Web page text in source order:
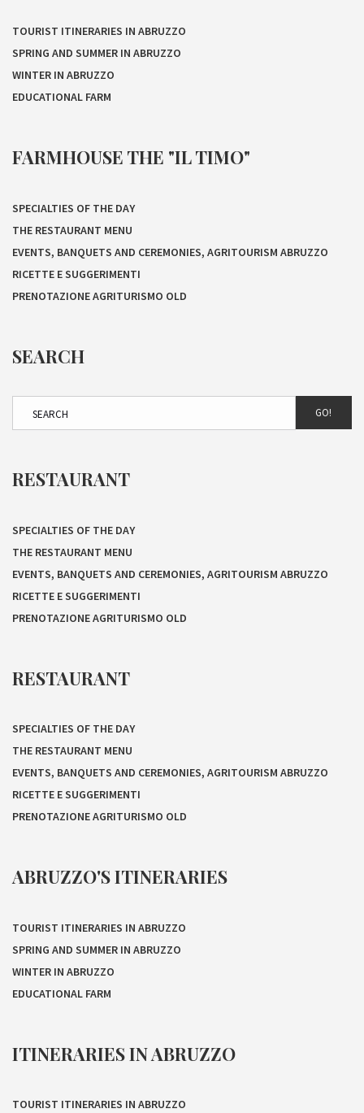
TOURIST ITINERARIES IN ABRUZZO
SPRING AND SUMMER IN ABRUZZO
WINTER IN ABRUZZO
EDUCATIONAL FARM
FARMHOUSE THE "IL TIMO"
SPECIALTIES OF THE DAY
THE RESTAURANT MENU
EVENTS, BANQUETS AND CEREMONIES, AGRITOURISM ABRUZZO
RICETTE E SUGGERIMENTI
PRENOTAZIONE AGRITURISMO OLD
SEARCH
GO!
RESTAURANT
SPECIALTIES OF THE DAY
THE RESTAURANT MENU
EVENTS, BANQUETS AND CEREMONIES, AGRITOURISM ABRUZZO
RICETTE E SUGGERIMENTI
PRENOTAZIONE AGRITURISMO OLD
RESTAURANT
SPECIALTIES OF THE DAY
THE RESTAURANT MENU
EVENTS, BANQUETS AND CEREMONIES, AGRITOURISM ABRUZZO
RICETTE E SUGGERIMENTI
PRENOTAZIONE AGRITURISMO OLD
ABRUZZO'S ITINERARIES
TOURIST ITINERARIES IN ABRUZZO
SPRING AND SUMMER IN ABRUZZO
WINTER IN ABRUZZO
EDUCATIONAL FARM
ITINERARIES IN ABRUZZO
TOURIST ITINERARIES IN ABRUZZO